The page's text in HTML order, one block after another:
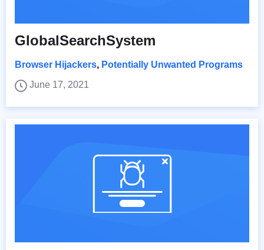
GlobalSearchSystem
Browser Hijackers, Potentially Unwanted Programs
June 17, 2021